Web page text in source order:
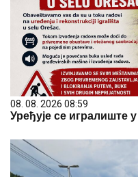
08. 08. 2026 08:59
Уређује се игралиште